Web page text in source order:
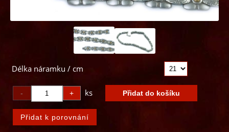
Délka náramku / cm
ks